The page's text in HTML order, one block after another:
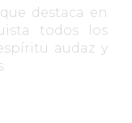
destaca en
todos los
audaz y